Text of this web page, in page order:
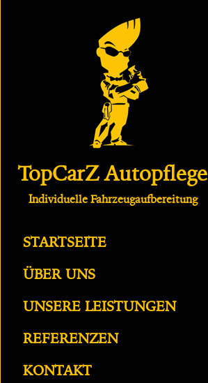
TopCarZ Autopflege
Individuelle Fahrzeugaufbereitung
STARTSEITE
ÜBER UNS
UNSERE LEISTUNGEN
REFERENZEN
KONTAKT